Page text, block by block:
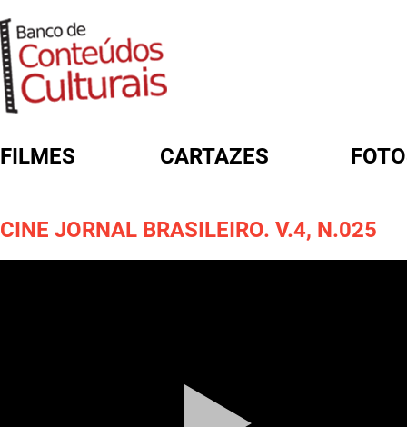
FILMES CARTAZES
CINE JORNAL BRASILEIRO. V.4, N.025